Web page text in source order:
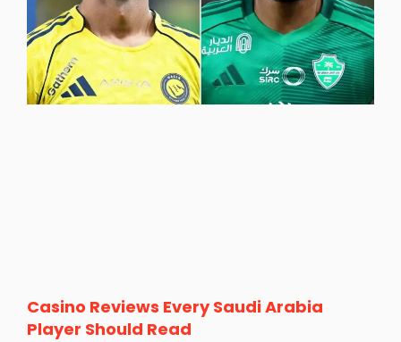
Casino Reviews Every Saudi Arabia
Player Should Read